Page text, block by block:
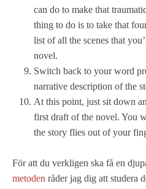
can do to make that
thing to do is to take that
list of all the scenes that
novel.
Switch back to your word
narrative description of the
At this point, just sit down
first draft of the novel. You
the story flies out of your
För att du verkligen ska få en
metoden råder jag dig att studera